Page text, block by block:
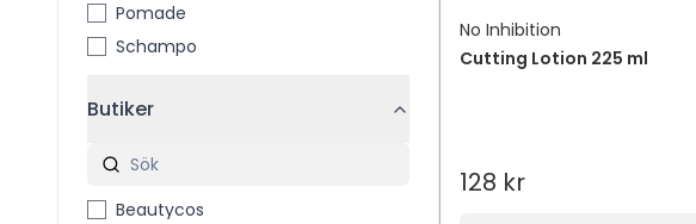
Pomade
Schampo
Butiker
Beautycos
No Inhibition
Cutting Lotion 225 ml
128 kr